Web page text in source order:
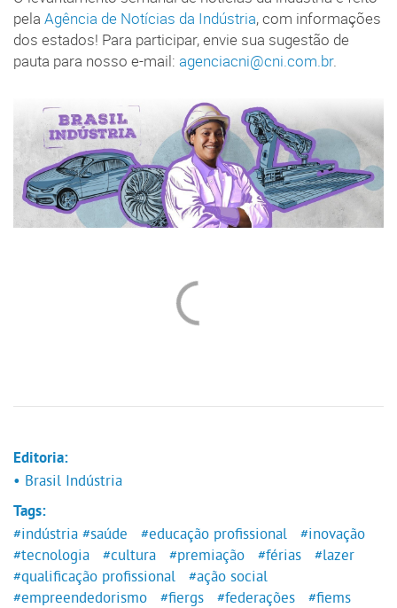
pela Agência de Notícias da Indústria, com informações
dos estados! Para participar, envie sua sugestão de
pauta para nosso e-mail: agenciacni@cni.com.br.
Editoria:
• Brasil Indústria
Tags:
#indústria #saúde #educação profissional
#inovação
#tecnologia
#cultura #premiação #férias
#lazer
#qualificação profissional
#ação social
#empreendedorismo
#fiergs #federações
#fiems